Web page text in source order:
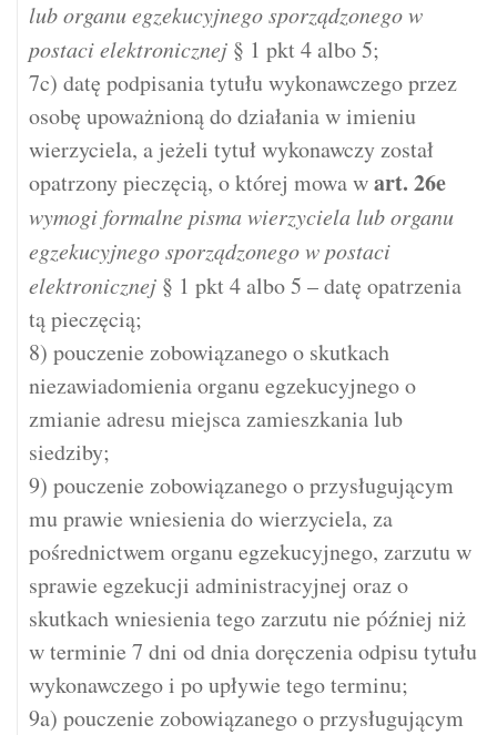
lub organu egzekucyjnego sporządzonego w
postaci elektronicznej § 1 pkt 4 albo 5;
7c) datę podpisania tytułu wykonawczego przez
osobę upoważnioną do działania w imieniu
wierzyciela, a jeżeli tytuł wykonawczy został
opatrzony pieczęcią, o której mowa wart. 26e
wymogi formalne pisma wierzyciela lub organu
egzekucyjnego sporządzonego w postaci
elektronicznej § 1 pkt 4 albo 5 – datę opatrzenia
tą pieczęcią;
8) pouczenie zobowiązanego o skutkach
niezawiadomienia organu egzekucyjnego o
zmianie adresu miejsca zamieszkania lub
siedziby;
9) pouczenie zobowiązanego o przysługującym
mu prawie wniesienia do wierzyciela, za
pośrednictwem organu egzekucyjnego, zarzutu w
sprawie egzekucji administracyjnej oraz o
skutkach wniesienia tego zarzutu nie później niż
w terminie 7 dni od dnia doręczenia odpisu tytułu
wykonawczego i po upływie tego terminu;
9a) pouczenie zobowiązanego o przysługującym